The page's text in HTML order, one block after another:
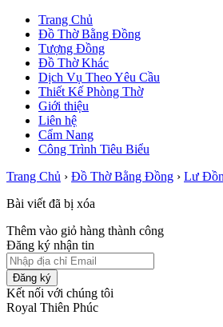
Trang Chủ
Đồ Thờ Bằng Đồng
Tượng Đồng
Đồ Thờ Khác
Dịch Vụ Theo Yêu Cầu
Thiết Kế Phòng Thờ
Giới thiệu
Liên hệ
Cẩm Nang
Công Trình Tiêu Biểu
Trang Chủ › Đồ Thờ Bằng Đồng › Lư
Bài viết đã bị xóa
Thêm vào giỏ hàng thành công
Đăng ký nhận tin
Đăng ký
Kết nối với chúng tôi
Royal Thiên Phúc